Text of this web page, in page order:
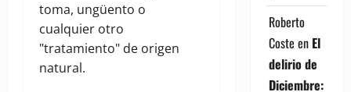
toma, ungüento o
cualquier otro
"tratamiento" de origen
natural.
Roberto
Coste en El
delirio de
Diciembre: